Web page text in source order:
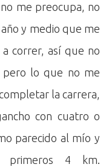
me preocupa, no
y medio que me
correr, así que no
pero lo que no me
la carrera,
con cuatro o
parecido al mío y
primeros 4 km.